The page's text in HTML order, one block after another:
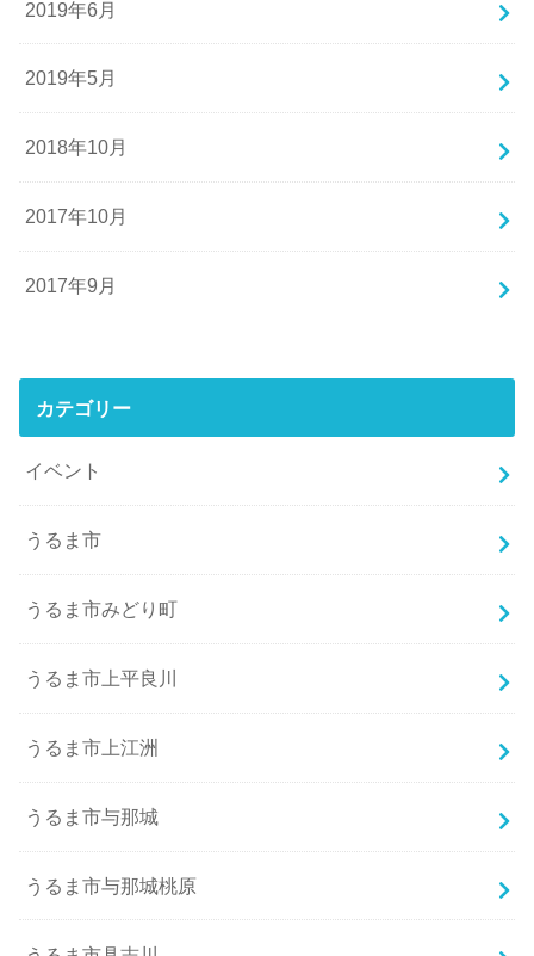
2019年6月
2019年5月
2018年10月
2017年10月
2017年9月
カテゴリー
イベント
うるま市
うるま市みどり町
うるま市上平良川
うるま市上江洲
うるま市与那城
うるま市与那城桃原